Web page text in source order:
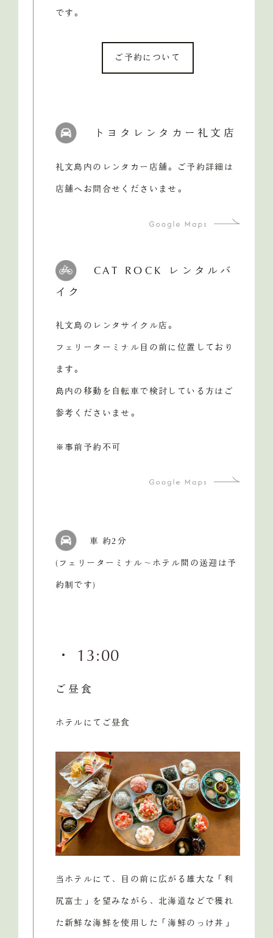
です。
ご予約について
トヨタレンタカー礼文店
礼文島内のレンタカー店舗。ご予約詳細は
店舗へお問合せくださいませ。
CAT ROCK レンタルバ
イク
礼文島のレンタサイクル店。
フェリーターミナル目の前に位置しており
ます。
島内の移動を自転車で検討している方はご
参考くださいませ。
※事前予約不可
車 約2分
(フェリーターミナル～ホテル間の送迎は予
約制です)
・ 13:00
ご昼食
ホテルにてご昼食
当ホテルにて、目の前に広がる雄大な「利
尻富士」を望みながら、北海道などで獲れ
た新鮮な海鮮を使用した「海鮮のっけ丼」